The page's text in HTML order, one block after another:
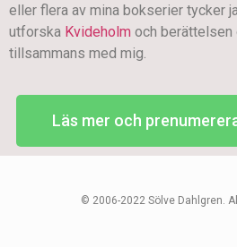
eller flera av mina bokserier tycker
utforska Kvideholm och berättelsen
tillsammans med mig.
Läs mer och
© 2006-2022 Sölve Dahlgren.